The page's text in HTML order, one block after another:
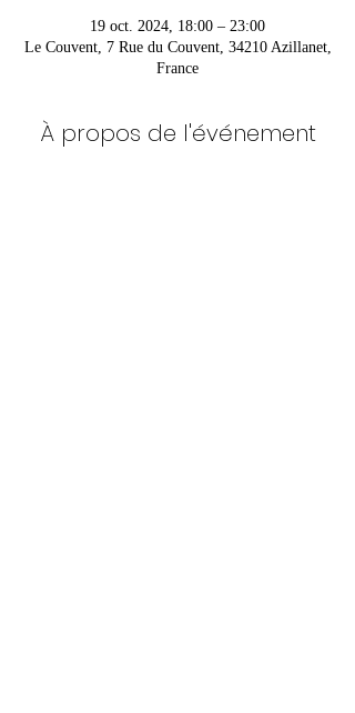
19 oct. 2024, 18:00 – 23:00
Le Couvent, 7 Rue du Couvent, 34210 Azillanet,
France
À propos de l'événement